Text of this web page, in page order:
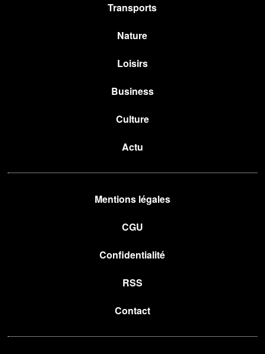
Transports
Nature
Loisirs
Business
Culture
Actu
Mentions légales
CGU
Confidentialité
RSS
Contact